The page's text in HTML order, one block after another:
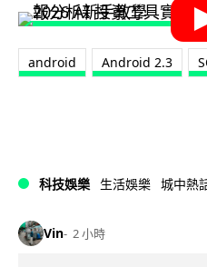
android Android 2.3
科技娛樂 生活娛樂 城中熱
Vin 2 小時